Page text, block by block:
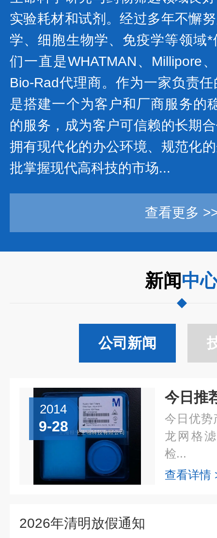
实验耗材和试剂。经过多年不懈
学、细胞生物学、免疫学等领域
们一直是WHATMAN、Millipore
Bio-Rad代理商。作为一家负责
是搭建一个为客户和厂商服务的
的服务，成为客户可信赖的长期
拥有现代化的办公环境、规范化
批掌握现代高科技的市场...
查看更多
新闻中
公司新闻
2014
9-28
今日优势
龙网格
检...
查看详情
2026年清明放假通知